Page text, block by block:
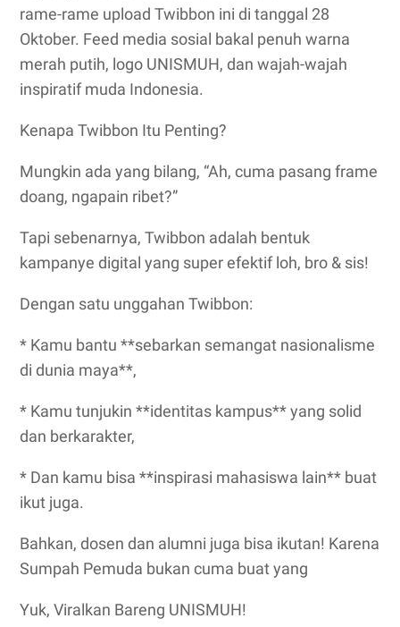
rame-rame upload Twibbon ini di tanggal 28
Oktober. Feed media sosial bakal penuh warna
merah putih, logo UNISMUH, dan wajah-wajah
inspiratif muda Indonesia.
Kenapa Twibbon Itu Penting?
Mungkin ada yang bilang, “Ah, cuma pasang frame
doang, ngapain ribet?”
Tapi sebenarnya, Twibbon adalah bentuk
kampanye digital yang super efektif loh, bro & sis!
Dengan satu unggahan Twibbon:
* Kamu bantu **sebarkan semangat nasionalisme
di dunia maya**,
* Kamu tunjukin **identitas kampus** yang solid
dan berkarakter,
* Dan kamu bisa **inspirasi mahasiswa lain** buat
ikut juga.
Bahkan, dosen dan alumni juga bisa ikutan! Karena
Sumpah Pemuda bukan cuma buat yang
Yuk, Viralkan Bareng UNISMUH!